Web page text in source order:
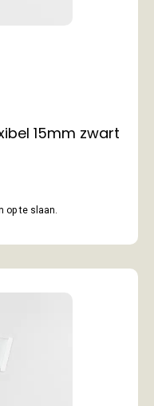
15mm zwart
op te slaan.